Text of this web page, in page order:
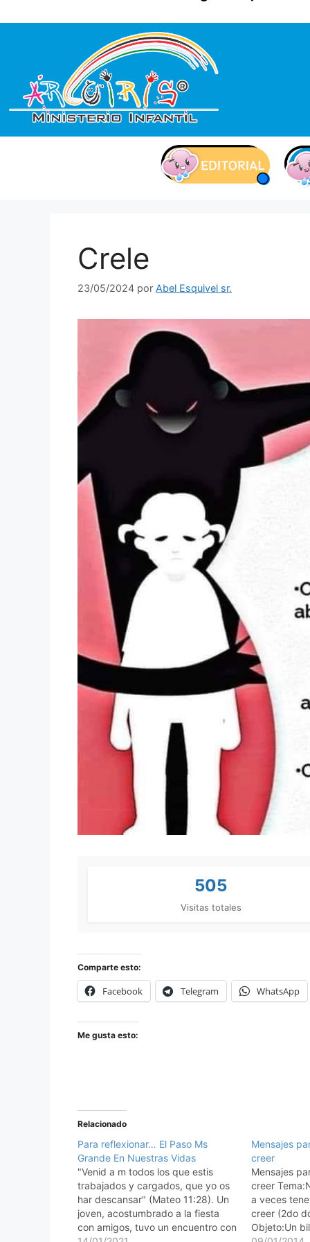
Crele
23/05/2024 por Abel Esquivel sr.
505
Visitas totales
Comparte esto:
Facebook Telegram WhatsApp
Me gusta esto:
Relacionado
Para reflexionar… El Paso Ms
Grande En Nuestras Vidas
"Venid a m todos los que estis
trabajados y cargados, que yo os
har descansar" (Mateo 11:28). Un
joven, acostumbrado a la fiesta
con amigos, tuvo un encuentro con
Mensajes
creer
Mensajes
creer
a veces
creer (2do
Objeto:Un